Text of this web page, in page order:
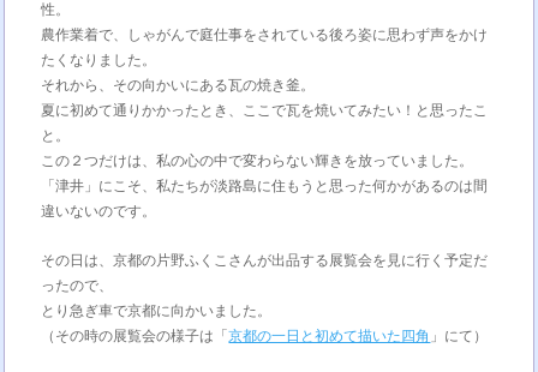
性。
農作業着で、しゃがんで庭仕事をされている後ろ姿に思わず声をかけ
たくなりました。
それから、その向かいにある瓦の焼き釜。
夏に初めて通りかかったとき、ここで瓦を焼いてみたい！と思ったこ
と。
この２つだけは、私の心の中で変わらない輝きを放っていました。
「津井」にこそ、私たちが淡路島に住もうと思った何かがあるのは間
違いないのです。
その日は、京都の片野ふくこさんが出品する展覧会を見に行く予定だ
ったので、
とり急ぎ車で京都に向かいました。
（その時の展覧会の様子は「京都の一日と初めて描いた四角 」にて）